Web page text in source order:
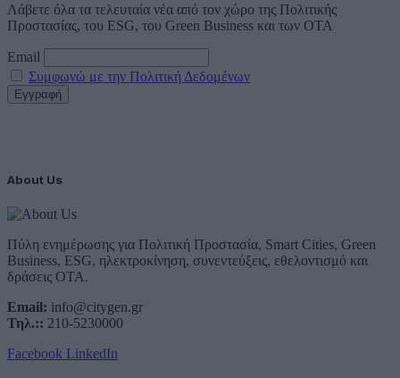
Λάβετε όλα τα τελευταία νέα από τον χώρο της Πολιτικής
Προστασίας, του ESG, του Green Business και των ΟΤΑ
Email
Συμφωνώ με την Πολιτική Δεδομένων
About Us
Πύλη ενημέρωσης για Πολιτική Προστασία, Smart Cities, Green
Business, ESG, ηλεκτροκίνηση, συνεντεύξεις, εθελοντισμό και
δράσεις ΟΤΑ.
Email: info@citygen.gr
Τηλ.:: 210-5230000
Facebook LinkedIn